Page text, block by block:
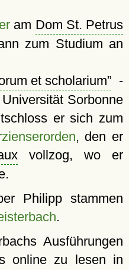
am Dom St. Petrus
zum Studium an
et scholarium -
Sorbonne
er sich zum
, den er
vollzog, wo er
Philipp stammen
.
Ausführungen
online zu lesen in